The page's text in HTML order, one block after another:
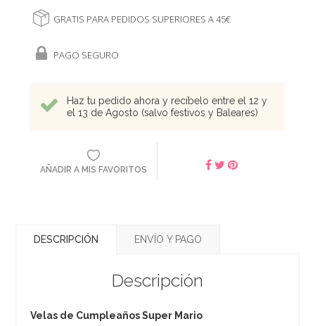
GRATIS PARA PEDIDOS SUPERIORES A 45€
PAGO SEGURO
Haz tu pedido ahora y recíbelo entre el 12 y
el 13 de Agosto (salvo festivos y Baleares)
AÑADIR A MIS FAVORITOS
DESCRIPCIÓN ENVÍO Y PAGO
Descripción
Velas de Cumpleaños Super Mario